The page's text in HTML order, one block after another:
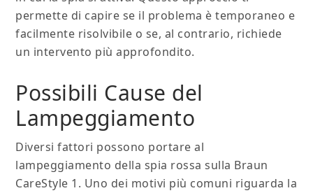
permette di capire se il problema è temporaneo e
facilmente risolvibile o se, al contrario, richiede
un intervento più approfondito.
Possibili Cause del
Lampeggiamento
Diversi fattori possono portare al
lampeggiamento della spia rossa sulla Braun
CareStyle 1. Uno dei motivi più comuni riguarda la